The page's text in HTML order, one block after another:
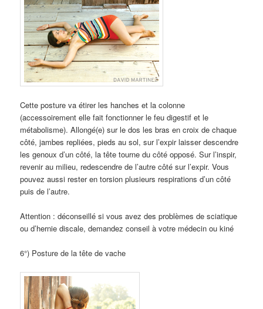
Cette posture va étirer les hanches et la colonne
(accessoirement elle fait fonctionner le feu digestif et le
métabolisme).Allongé(e) sur le dos les bras en croix de chaque
côté, jambes repliées, pieds au sol, sur l’expir laisser descendre
les genoux d’un côté, la tête tourne du côté opposé. Sur l’inspir,
revenir au milieu, redescendre de l’autre côté sur l’expir. Vous
pouvez aussi rester en torsion plusieurs respirations d’un côté
puis de l’autre.
Attention : déconseillé si vous avez des problèmes de sciatique
ou d’hernie discale, demandez conseil à votre médecin ou kiné
6°) Posture de la tête de vache